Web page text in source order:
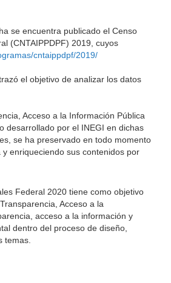
se encuentra publicado el Censo
(CNTAIPPDPF) 2019, cuyos
cntaippdpf/2019/
el objetivo de analizar los datos
Acceso a la Información Pública
desarrollado por el INEGI en dichas
se ha preservado en todo momento
enriqueciendo sus contenidos por
Federal 2020 tiene como objetivo
Acceso a la
acceso a la información y
dentro del proceso de diseño,
temas.